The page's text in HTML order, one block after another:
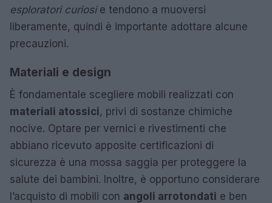
esploratori curiosie tendono a muoversi
liberamente, quindi è importante adottare alcune
precauzioni.
Materiali e design
È fondamentale scegliere mobili realizzati con
materiali atossici, privi di sostanze chimiche
nocive. Optare per vernici e rivestimenti che
abbiano ricevuto apposite certificazioni di
sicurezza è una mossa saggia per proteggere la
salute dei bambini. Inoltre, è opportuno considerare
l’acquisto di mobili con angoli arrotondati e ben